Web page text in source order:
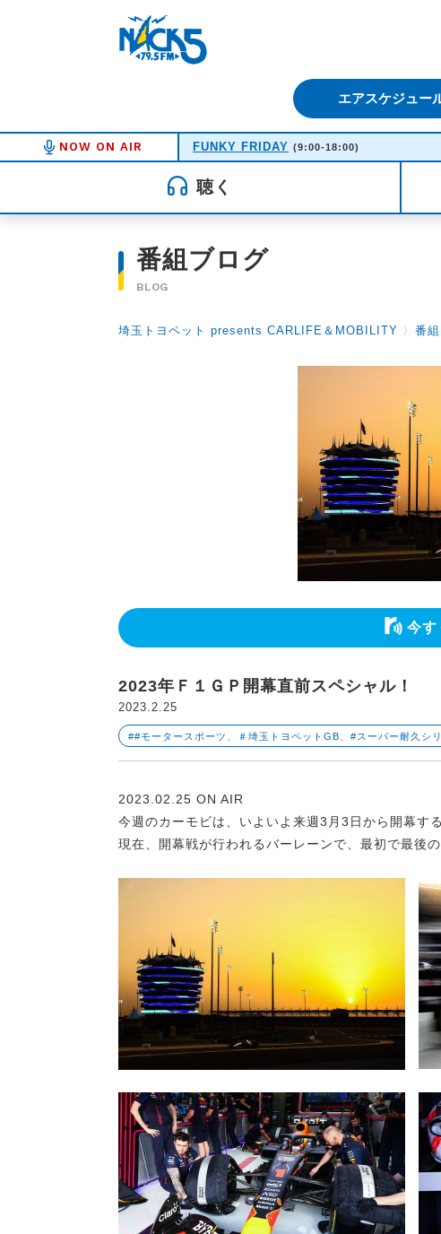
エアスケジュー
NOW ON AIR FUNKY FRIDAY (9:00-18:00)
聴く
番組ブログ
BLOG
埼玉トヨペット presents CARLIFE＆MOBILITY 〉 番
今す
2023年Ｆ１ＧＰ開幕直前スペシャル！
2023.2.25
##モータースポーツ、＃埼玉トヨペットGB、#スーパー耐久シ
2023.02.25 ON AIR
今週のカーモビは、いよいよ来週3月3日から開幕す
現在、開幕戦が行われるバーレーンで、最初で最後